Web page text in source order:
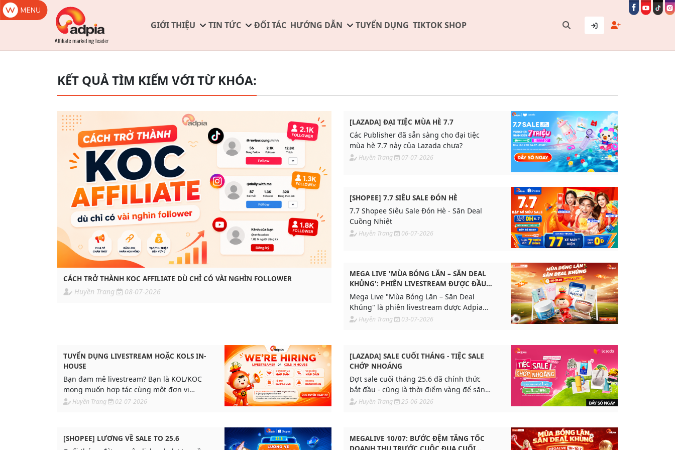
GIỚI THIỆU TIN TỨC ĐỐI TÁC HƯỚNG DẪN TUYỂN DỤNG TIKTOK SHOP
KẾT QUẢ TÌM KIẾM VỚI TỪ KHÓA:
CÁCH TRỞ THÀNH KOC AFFILIATE DÙ CHỈ CÓ VÀI NGHÌN FOLLOWER
Huyền Trang
08-07-2026
[LAZADA] ĐẠI TIỆC MÙA HÈ 7.7
Các Publisher đã sẵn sàng cho đại tiệc
mùa hè 7.7 này của Lazada chưa?
Huyền Trang 07-07-2026
[SHOPEE] 7.7 SIÊU SALE ĐÓN HÈ
7.7 Shopee Siêu Sale Đón Hè - Săn Deal
Cuồng Nhiệt
Huyền Trang 06-07-2026
MEGA LIVE 'MÙA BÓNG LĂN – SĂN DEAL
KHỦNG': PHIÊN LIVESTREAM ĐƯỢC ĐẦU
TƯ LỚN NHẤT NĂM 2026
Mega Live "Mùa Bóng Lăn – Săn Deal
Khủng" là phiên livestream được Adpia
đầu tư quy mô lớn nhất năm 2026 với
Huyền Trang 03-07-2026
TUYỂN DỤNG LIVESTREAM HOẶC KOLS IN-
HOUSE
Bạn đam mê livestream? Bạn là KOL/KOC
mong muốn hợp tác cùng một đơn vị
chuyên nghiệp, có nguồn sản phẩm đa
Huyền Trang 02-07-2026
[LAZADA] SALE CUỐI THÁNG - TIỆC SALE
CHỚP NHOÁNG
Đợt sale cuối tháng 25.6 đã chính thức
bắt đầu - cũng là thời điểm vàng để săn
loạt deal đầu hè siêu hời từ Lazada. Hàng
Huyền Trang 25-06-2026
[SHOPEE] LƯƠNG VỀ SALE TO 25.6
MEGALIVE 10/07: BƯỚC ĐỆM TĂNG TỐC